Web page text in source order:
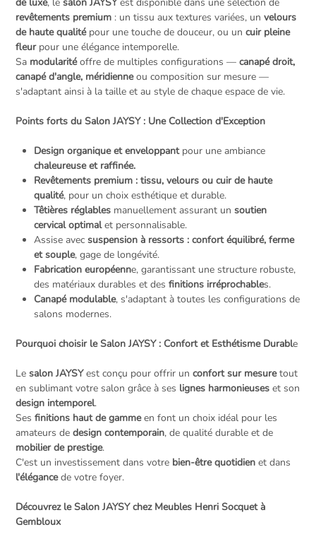
de luxe, le salon JAYSYest disponible dans une sélection de
revêtements premium : un tissu aux textures variées, unvelours
de haute qualitépour une touche de douceur, ou uncuir pleine
fleurpour une élégance intemporelle.
Sa modularitéoffre de multiples configurations —canapé droit,
canapé d'angle, méridienneou composition sur mesure —
s'adaptant ainsi à la taille et au style de chaque espace de vie.
Points forts du Salon JAYSY : Une Collection d'Exception
Design organique et enveloppantpour une ambiance
chaleureuse et raffinée.
Revêtements premium : tissu, velours ou cuir de haute
qualité, pour un choix esthétique et durable.
Têtières réglablesmanuellement assurant un soutien
cervical optimalet personnalisable.
Assise avec suspension à ressorts : confort équilibré, ferme
et souple, gage de longévité.
Fabrication européenne, garantissant une structure robuste,
des matériaux durables et des finitions irréprochables.
Canapé modulable, s'adaptant à toutes les configurations de
salons modernes.
Pourquoi choisir le Salon JAYSY : Confort et Esthétisme Durable
Lesalon JAYSYest conçu pour offrir unconfort sur mesuretout
en sublimant votre salon grâce à ses lignes harmonieuses et son
design intemporel.
Sesfinitions haut de gammeen font un choix idéal pour les
amateurs dedesign contemporain, de qualité durable et de
mobilier de prestige.
C'est un investissement dans votre bien-être quotidien et dans
l'élégancede votre foyer.
Découvrez le Salon JAYSY chez Meubles Henri Socquet à
Gembloux